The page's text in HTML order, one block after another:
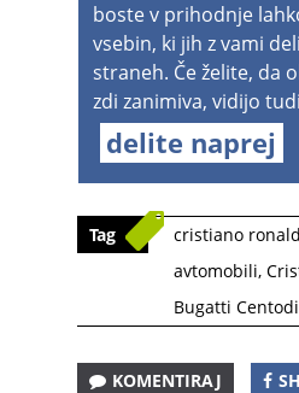
boste v prihodnje
vsebin, ki jih z vami
straneh. Če želite, da
zdi zanimiva, vidijo
delite naprej
Tag cristiano
avtomobili,
Bugatti
KOMENTIRAJ